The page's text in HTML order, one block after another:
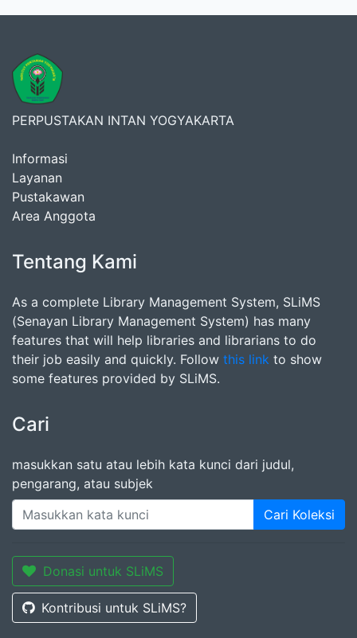
PERPUSTAKAN INTAN YOGYAKARTA
Informasi
Layanan
Pustakawan
Area Anggota
Tentang Kami
As a complete Library Management System, SLiMS
(Senayan Library Management System) has many
features that will help libraries and librarians to do
their job easily and quickly. Follow this link to show
some features provided by SLiMS.
Cari
masukkan satu atau lebih kata kunci dari judul,
pengarang, atau subjek
Cari Koleksi
Donasi untuk SLiMS
Kontribusi untuk SLiMS?